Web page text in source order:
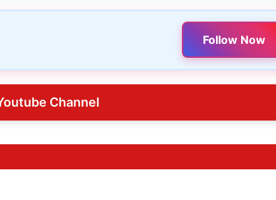
Follow Now
Channel